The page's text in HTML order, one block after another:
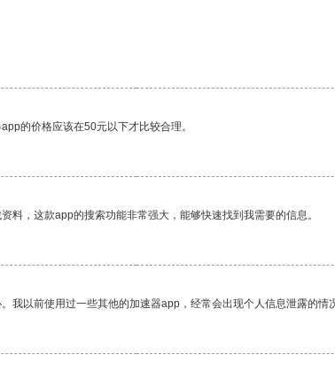
的价格应该在50元以下才比较合理。
，这款app的搜索功能非常强大，能够快速找到我需要的信息。
以前使用过一些其他的加速器app，经常会出现个人信息泄露的情